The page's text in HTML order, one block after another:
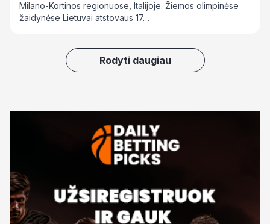
Milano-Kortinos regionuose, Italijoje. Žiemos olimpinėse
žaidynėse Lietuvai atstovaus 17…
Rodyti daugiau